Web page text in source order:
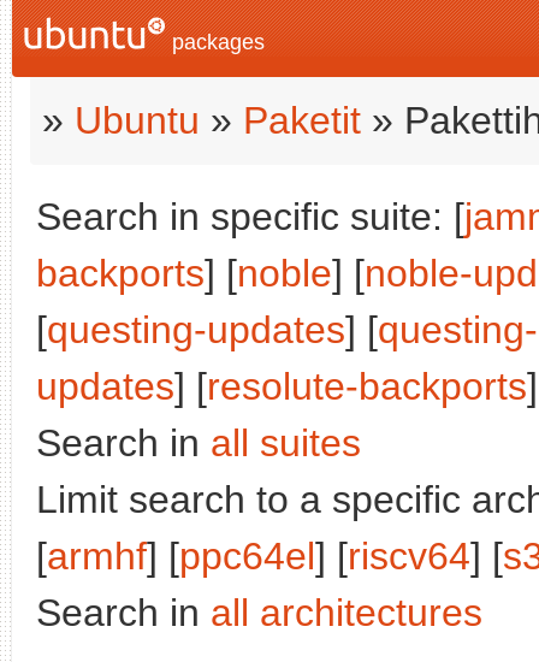
packages
» Ubuntu » Paketit »
Search in specific suite: [
backports] [noble] [noble-
[questing-updates] [
updates] [resolute-backports
Search in all suites
Limit search to a specific
[armhf] [ppc64el] [riscv64] [
Search in all architectures